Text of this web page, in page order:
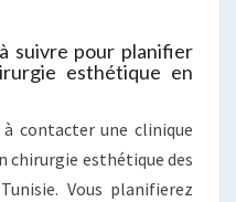
suivre pour planifier
esthétique en
contacter une clinique
chirurgie esthétique des
Vous planifierez